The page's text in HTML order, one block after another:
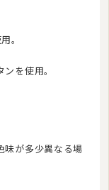
。
を使用。
が多少異なる場